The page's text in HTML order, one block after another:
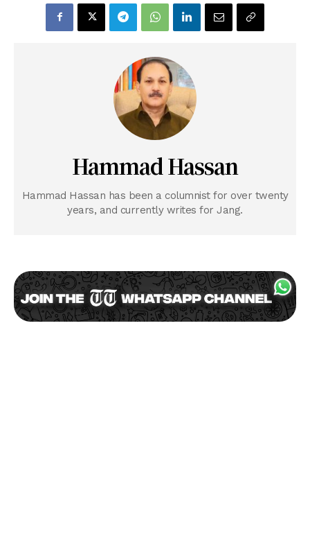
Hammad Hassan
Hammad Hassan has been a columnist for over twenty
years, and currently writes for Jang.